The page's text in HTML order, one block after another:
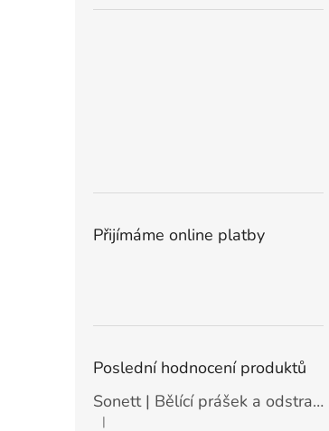
Přijímáme online platby
Poslední hodnocení produktů
Sonett | Bělící prášek a odstraňovač skvrn - 900 g
|